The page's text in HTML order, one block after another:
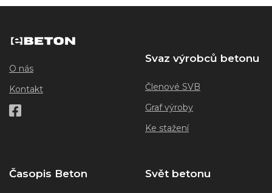
O nás
Kontakt
Svaz výrobců betonu
Členové SVB
Graf výroby
Ke stažení
Časopis Beton Svět betonu